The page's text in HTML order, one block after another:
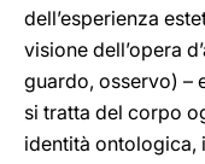
dell’esperienza
visione dell’opera
guardo, osservo) –
si tratta del corpo
identità ontologica,